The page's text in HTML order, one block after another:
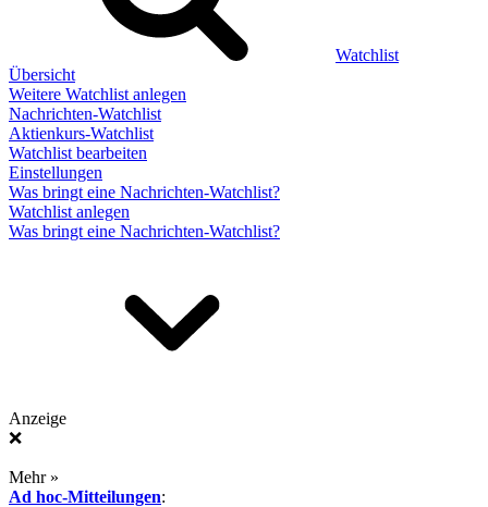
Watchlist
Übersicht
Weitere Watchlist anlegen
Nachrichten-Watchlist
Aktienkurs-Watchlist
Watchlist bearbeiten
Einstellungen
Was bringt eine Nachrichten-Watchlist?
Watchlist anlegen
Was bringt eine Nachrichten-Watchlist?
Anzeige
❌
Mehr »
Ad hoc-Mitteilungen: